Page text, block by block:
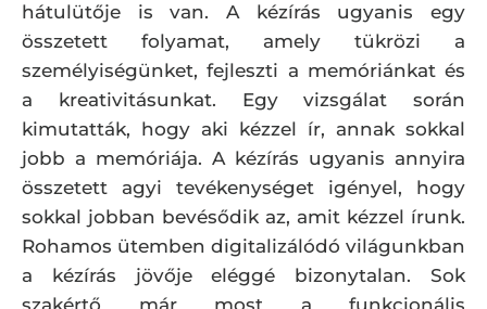
hátulütője is van. A kézírás ugyanis egy
összetett folyamat, amely tükrözi a
személyiségünket, fejleszti a memóriánkat és
a kreativitásunkat. Egy vizsgálat során
kimutatták, hogy aki kézzel ír, annak sokkal
jobb a memóriája. A kézírás ugyanis annyira
összetett agyi tevékenységet igényel, hogy
sokkal jobban bevésődik az, amit kézzel írunk.
Rohamos ütemben digitalizálódó világunkban
a kézírás jövője eléggé bizonytalan. Sok